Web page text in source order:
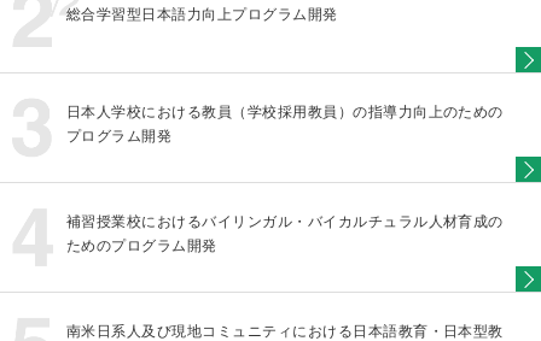
総合学習型日本語力向上プログラム開発
日本人学校における教員（学校採用教員）の指導力向上のための
プログラム開発
補習授業校におけるバイリンガル・バイカルチュラル人材育成の
ためのプログラム開発
南米日系人及び現地コミュニティにおける日本語教育・日本型教